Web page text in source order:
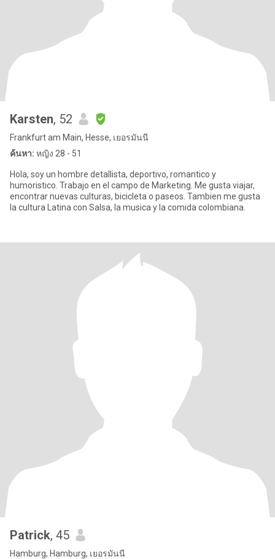
Karsten, 52
Frankfurt am Main, Hesse, เยอรมันนี
ค้นหา: หญิง 28 - 51
Hola, soy un hombre detallista, deportivo, romantico y
humoristico. Trabajo en el campo de Marketing. Me gusta viajar,
encontrar nuevas culturas, bicicleta o paseos. Tambien me gusta
la cultura Latina con Salsa, la musica y la comida colombiana.
Patrick, 45
Hamburg, Hamburg, เยอรมันนี